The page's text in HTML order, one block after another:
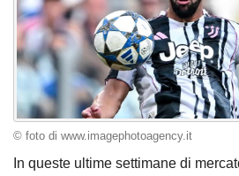
© foto di www.imagephotoagency.it
In queste ultime settimane di